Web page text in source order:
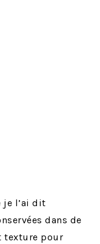
je l’ai dit
dans de
texture pour